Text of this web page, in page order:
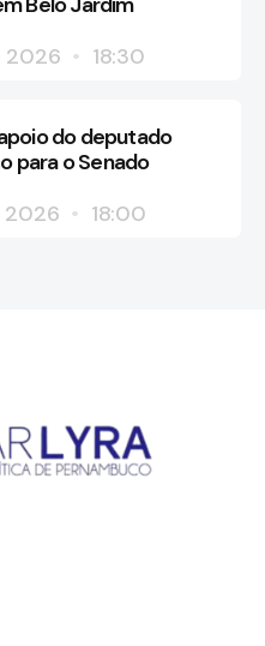
2026
18:30
do deputado
para o Senado
2026
18:00